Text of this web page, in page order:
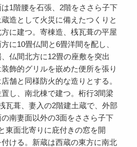
1階腰を石張、2階をささら子下
造として火災に備えたつくりと
に建つ。寄棟造、桟瓦葺の平屋
に10畳仏間と6畳洋間を配し、
仏間北方に12畳の座敷を突出
飾的グリルを嵌めた便所を張り
舗と同様防火的な造りとする。
し、南北棟で建つ。桁行3間梁
瓦葺、妻入の2階建土蔵で、外部
南妻面以外の3面をささら子下
東面北寄りに庇付きの窓を開
ける。新蔵は西蔵の東方に南北